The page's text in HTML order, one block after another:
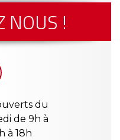
NOUS !
du
de 9h à
à 18h